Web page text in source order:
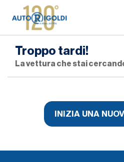
Troppo tardi!
La vettura che stai
INIZIA UNA